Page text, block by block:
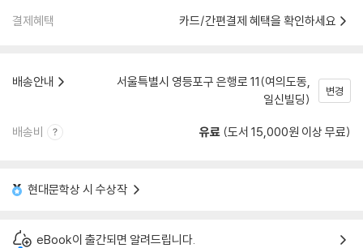
결제혜택 카드/간편결제 혜택을 확인하세요
배송안내
서울특별시 영등포구 은행로 11(여의도동,
일신빌딩)
변경
배송비 유료 (도서 15,000원 이상 무료)
현대문학상 시 수상작
eBook이 출간되면 알려드립니다.